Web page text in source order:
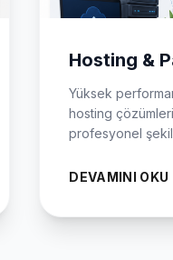
Hosting &
Yüksek
hosting
profesyonel
DEVAMINI OKU